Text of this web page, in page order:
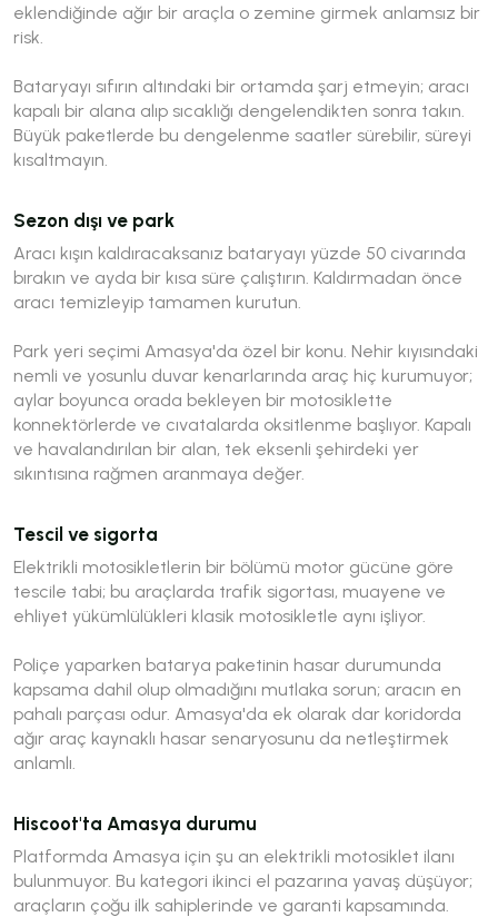
eklendiğinde ağır bir araçla o zemine girmek anlamsız bir
risk.
Bataryayı sıfırın altındaki bir ortamda şarj etmeyin; aracı
kapalı bir alana alıp sıcaklığı dengelendikten sonra takın.
Büyük paketlerde bu dengelenme saatler sürebilir, süreyi
kısaltmayın.
Sezon dışı ve park
Aracı kışın kaldıracaksanız bataryayı yüzde 50 civarında
bırakın ve ayda bir kısa süre çalıştırın. Kaldırmadan önce
aracı temizleyip tamamen kurutun.
Park yeri seçimi Amasya'da özel bir konu. Nehir kıyısındaki
nemli ve yosunlu duvar kenarlarında araç hiç kurumuyor;
aylar boyunca orada bekleyen bir motosiklette
konnektörlerde ve cıvatalarda oksitlenme başlıyor. Kapalı
ve havalandırılan bir alan, tek eksenli şehirdeki yer
sıkıntısına rağmen aranmaya değer.
Tescil ve sigorta
Elektrikli motosikletlerin bir bölümü motor gücüne göre
tescile tabi; bu araçlarda trafik sigortası, muayene ve
ehliyet yükümlülükleri klasik motosikletle aynı işliyor.
Poliçe yaparken batarya paketinin hasar durumunda
kapsama dahil olup olmadığını mutlaka sorun; aracın en
pahalı parçası odur. Amasya'da ek olarak dar koridorda
ağır araç kaynaklı hasar senaryosunu da netleştirmek
anlamlı.
Hiscoot'ta Amasya durumu
Platformda Amasya için şu an elektrikli motosiklet ilanı
bulunmuyor. Bu kategori ikinci el pazarına yavaş düşüyor;
araçların çoğu ilk sahiplerinde ve garanti kapsamında.